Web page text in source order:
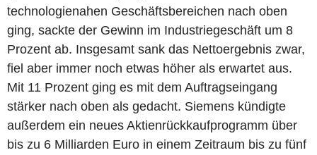
technologienahen Geschäftsbereichen nach oben
ging, sackte der Gewinn im Industriegeschäft um 8
Prozent ab. Insgesamt sank das Nettoergebnis zwar,
fiel aber immer noch etwas höher als erwartet aus.
Mit 11 Prozent ging es mit dem Auftragseingang
stärker nach oben als gedacht. Siemens kündigte
außerdem ein neues Aktienrückkaufprogramm über
bis zu 6 Milliarden Euro in einem Zeitraum bis zu fünf